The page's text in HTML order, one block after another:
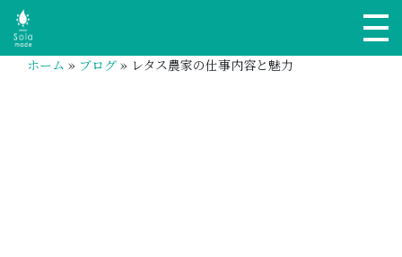
ホーム » ブログ » レタス農家の仕事内容と魅力